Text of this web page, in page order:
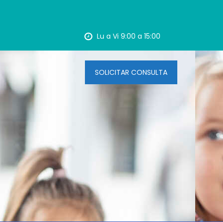
Lu a Vi 9:00 a 15:00
SOLICITAR CONSULTA